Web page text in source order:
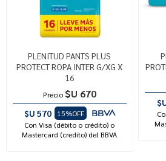
PLENITUD PANTS PLUS
PROTECT ROPA INTER G/XG X
16
Precio $U 670
$U 570
15%OFF
Con Visa (débito o crédito) o
Mastercard (credito) del BBVA